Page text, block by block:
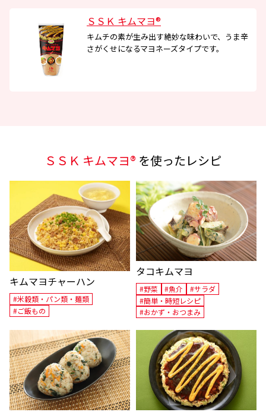
ＳＳＫ キムマヨ®
キムチの素が生み出す絶妙な味わいで、うま辛
さがくせになるマヨネーズタイプです。
ＳＳＫ キムマヨ® を使ったレシピ
キムマヨチャーハン
#米穀類・パン類・麺類
#ご飯もの
タコキムマヨ
#野菜 #魚介
#サラダ
#簡単・時短レシピ
#おかず・おつまみ